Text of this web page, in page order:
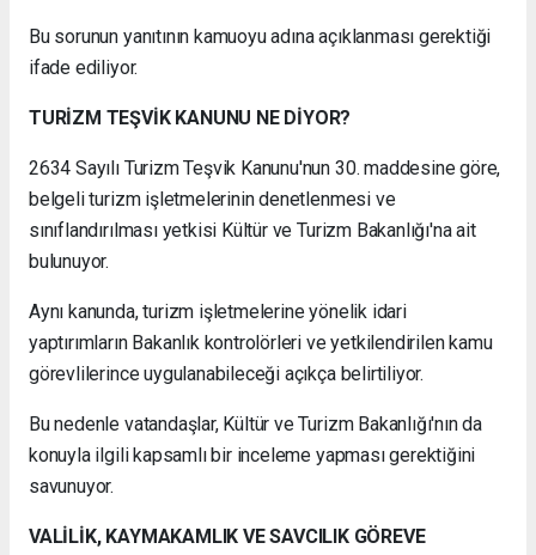
Bu sorunun yanıtının kamuoyu adına açıklanması gerektiği
ifade ediliyor.
TURİZM TEŞVİK KANUNU NE DİYOR?
2634 Sayılı Turizm Teşvik Kanunu'nun 30. maddesine göre,
belgeli turizm işletmelerinin denetlenmesi ve
sınıflandırılması yetkisi Kültür ve Turizm Bakanlığı'na ait
bulunuyor.
Aynı kanunda, turizm işletmelerine yönelik idari
yaptırımların Bakanlık kontrolörleri ve yetkilendirilen kamu
görevlilerince uygulanabileceği açıkça belirtiliyor.
Bu nedenle vatandaşlar, Kültür ve Turizm Bakanlığı'nın da
konuyla ilgili kapsamlı bir inceleme yapması gerektiğini
savunuyor.
VALİLİK, KAYMAKAMLIK VE SAVCILIK GÖREVE